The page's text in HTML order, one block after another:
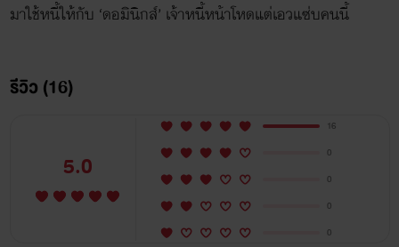
มาใช้หนี้ให้กับ ‘ดอมินิกส์’ เจ้าหนี้หน้าโหดแต่เอวแซ่บคนนี้
รีวิว (16)
5.0
16
0
0
0
0